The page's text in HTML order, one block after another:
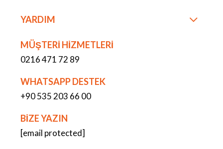
YARDIM
MÜŞTERİ HİZMETLERİ
0216 471 72 89
WHATSAPP DESTEK
+90 535 203 66 00
BİZE YAZIN
[email protected]